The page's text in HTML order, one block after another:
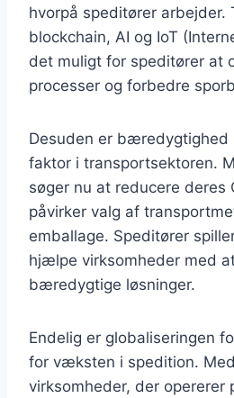
hvorpå speditører arbejder.
blockchain, AI og IoT
det muligt for speditører at
processer og forbedre
Desuden er bæredygtighed
faktor i transportsektoren.
søger nu at reducere deres
påvirker valg af
emballage. Speditører
hjælpe virksomheder med
bæredygtige løsninger.
Endelig er globaliseringen
for væksten i spedition.
virksomheder, der